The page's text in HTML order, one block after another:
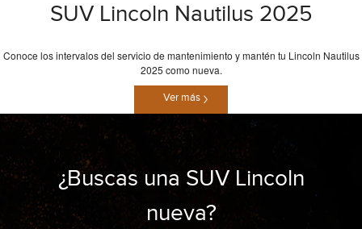
SUV Lincoln Nautilus 2025
Conoce los intervalos del servicio de mantenimiento y mantén tu Lincoln Nautilus
2025 como nueva.
Ver más
¿Buscas una SUV Lincoln
nueva?